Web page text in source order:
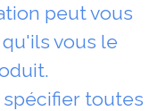
peut vous
vous le
toutes